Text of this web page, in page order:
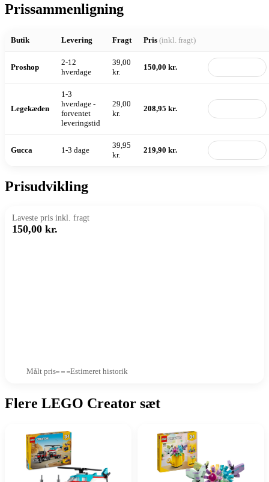
Prissammenligning
Butik Levering Fragt Pris (inkl. fragt)
Proshop
2-12
hverdage
39,00
kr.
150,00 kr.
Legekæden
1-3
hverdage -
forventet
leveringstid
29,00
kr.
208,95 kr.
Gucca 1-3 dage
39,95
kr.
219,90 kr.
Prisudvikling
Laveste pris inkl. fragt
150,00 kr.
Målt pris Estimeret historik
Flere LEGO Creator sæt